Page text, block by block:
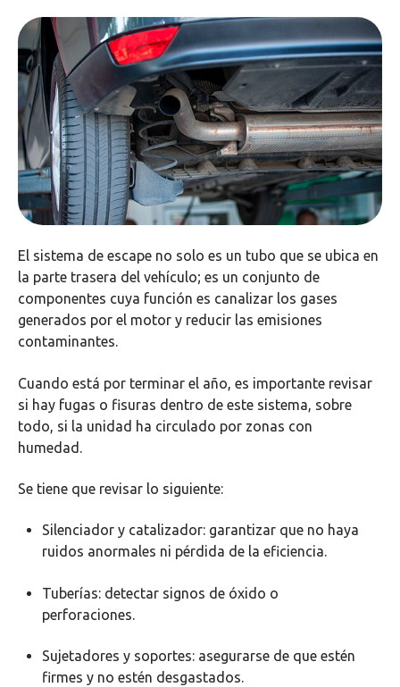
El sistema de escape no solo es un tubo que se ubica en
la parte trasera del vehículo; es un conjunto de
componentes cuya función es canalizar los gases
generados por el motor y reducir las emisiones
contaminantes.
Cuando está por terminar el año, es importante revisar
si hay fugas o fisuras dentro de este sistema, sobre
todo, si la unidad ha circulado por zonas con
humedad.
Se tiene que revisar lo siguiente:
Silenciador y catalizador: garantizar que no haya
ruidos anormales ni pérdida de la eficiencia.
Tuberías: detectar signos de óxido o
perforaciones.
Sujetadores y soportes: asegurarse de que estén
firmes y no estén desgastados.